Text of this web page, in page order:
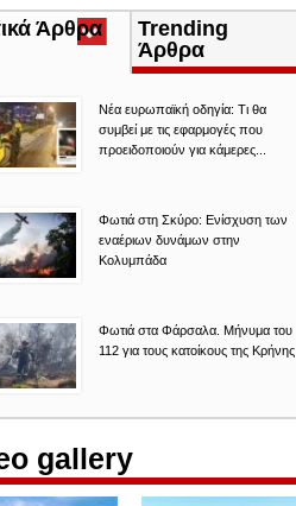
Άρθρα (ενεργή
καρτέλα)
Trending
Άρθρα
Νέα ευρωπαϊκή οδηγία: Τι θα
συμβεί με τις εφαρμογές που
προειδοποιούν για κάμερες...
Φωτιά στη Σκύρο: Ενίσχυση των
εναέριων δυνάμων στην
Κολυμπάδα
Φωτιά στα Φάρσαλα. Μήνυμα του
112 για τους κατοίκους της Κρήνης
gallery